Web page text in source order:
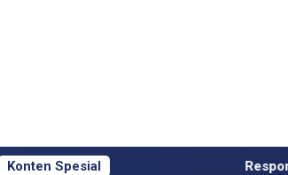
Konten SpesialRespons Cepat KJM PT MDA,